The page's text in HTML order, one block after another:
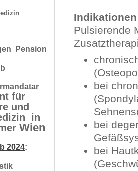
Pension
für
und
in
Wien
2024:
Pulsierende
bei
bei
bei